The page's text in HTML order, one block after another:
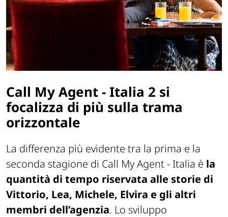
Call My Agent - Italia 2 si
focalizza di più sulla trama
orizzontale
La differenza più evidente tra la prima e la
seconda stagione di Call My Agent - Italia è la
quantità di tempo riservata alle storie di
Vittorio, Lea, Michele, Elvira e gli altri
membri dell’agenzia. Lo sviluppo